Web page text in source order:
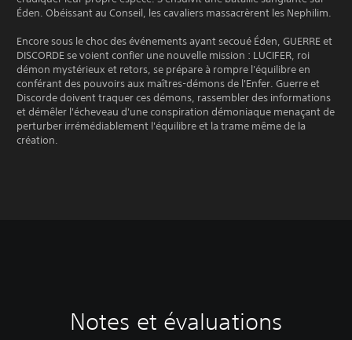
Éden. Obéissant au Conseil, les cavaliers massacrèrent les Nephilim.
Encore sous le choc des événements ayant secoué Éden, GUERRE et
DISCORDE se voient confier une nouvelle mission : LUCIFER, roi
démon mystérieux et retors, se prépare à rompre l'équilibre en
conférant des pouvoirs aux maîtres-démons de l'Enfer. Guerre et
Discorde doivent traquer ces démons, rassembler des informations
et démêler l'écheveau d'une conspiration démoniaque menaçant de
perturber irrémédiablement l'équilibre et la trame même de la
création.
Notes et évaluations